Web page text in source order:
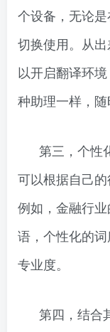
个设备，无论
切换使用。从
以开启翻译环
种助理一样，随
第三，个性
可以根据自己的
例如，金融行
语，个性化的
专业度。
第四，结合